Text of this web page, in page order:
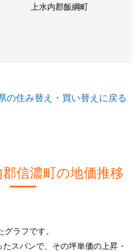
上水内郡飯綱町
の住み替え・買い替えに戻る
信濃町の地価推移
ラフです。
スパンで、その坪単価の上昇・